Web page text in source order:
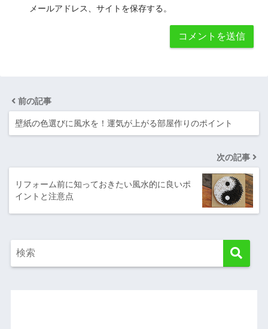
メールアドレス、サイトを保存する。
前の記事
壁紙の色選びに風水を！運気が上がる部屋作りのポイント
次の記事
リフォーム前に知っておきたい風水的に良いポ
イントと注意点